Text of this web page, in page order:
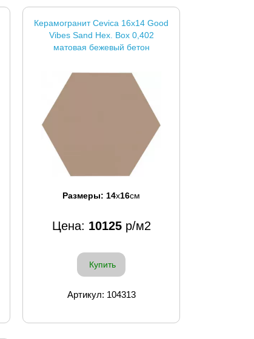
Керамогранит Cevica 16x14 Good
Vibes Sand Hex. Box 0,402
матовая бежевый бетон
Размеры: 14x16см
Цена: 10125р/м2
Купить
Артикул: 104313